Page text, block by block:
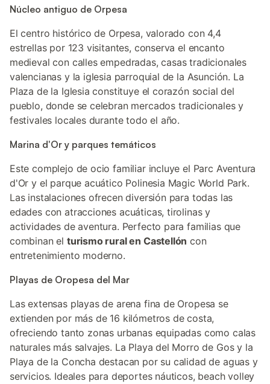
Núcleo antiguo de Orpesa
El centro histórico de Orpesa, valorado con 4,4
estrellas por 123 visitantes, conserva el encanto
medieval con calles empedradas, casas tradicionales
valencianas y la iglesia parroquial de la Asunción. La
Plaza de la Iglesia constituye el corazón social del
pueblo, donde se celebran mercados tradicionales y
festivales locales durante todo el año.
Marina d'Or y parques temáticos
Este complejo de ocio familiar incluye el Parc Aventura
d'Or y el parque acuático Polinesia Magic World Park.
Las instalaciones ofrecen diversión para todas las
edades con atracciones acuáticas, tirolinas y
actividades de aventura. Perfecto para familias que
combinan el turismo rural en Castellón con
entretenimiento moderno.
Playas de Oropesa del Mar
Las extensas playas de arena fina de Oropesa se
extienden por más de 16 kilómetros de costa,
ofreciendo tanto zonas urbanas equipadas como calas
naturales más salvajes. La Playa del Morro de Gos y la
Playa de la Concha destacan por su calidad de aguas y
servicios. Ideales para deportes náuticos, beach volley